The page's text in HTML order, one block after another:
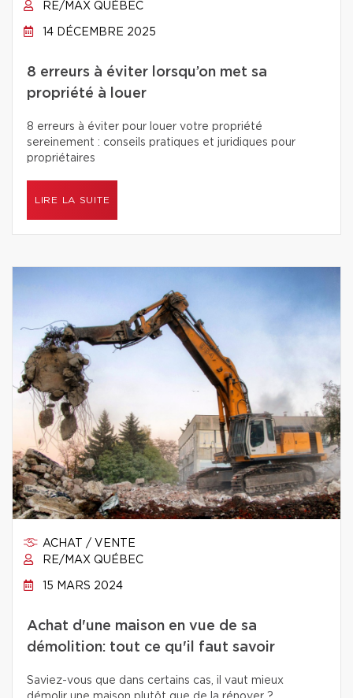
RE/MAX QUÉBEC
14 DÉCEMBRE 2025
8 erreurs à éviter lorsqu’on met sa
propriété à louer
8 erreurs à éviter pour louer votre propriété
sereinement : conseils pratiques et juridiques pour
propriétaires
LIRE LA SUITE
ACHAT / VENTE
RE/MAX QUÉBEC
15 MARS 2024
Achat d'une maison en vue de sa
démolition: tout ce qu'il faut savoir
Saviez-vous que dans certains cas, il vaut mieux